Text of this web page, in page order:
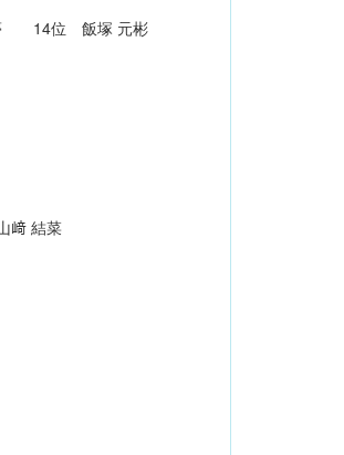
14位 飯塚 元彬
結菜